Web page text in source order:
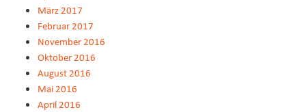
März 2017
Februar 2017
November 2016
Oktober 2016
August 2016
Mai 2016
April 2016